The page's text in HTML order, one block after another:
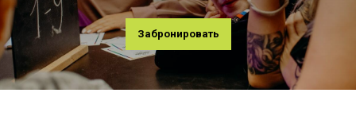
Забронировать